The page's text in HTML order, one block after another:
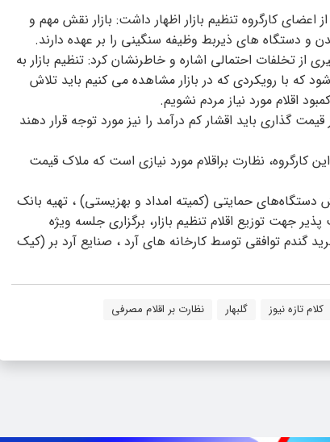
کارگروه تنظیم بازار اظهار داشت: بازار نقش مهم و
و دستگاه های ذیربط وظیفه سنگینی را بر عهده دارند.
از تخلفات احتمالی اشاره و خاطرنشان کرد: تنظیم بازار به
که با رویکردی که در بازار مشاهده می کنیم باید تلاش
اقلام مورد نیاز مردم نشویم.
گذاری باید اقشار کم درآمد را نیز مورد توجه قرار دهند
کارگروه، نظارت براقلام مورد نیازی است که ملاک قیمت
حمایتی (کمیته امداد و بهزیستی) ، تهیه بانک
جهت توزیع اقلام تنظیم بازار، برگزاری جلسه ویژه
گندم توافقی توسط کارخانه های آرد ، صنایع آرد بر (کیک
کلام تازه نیوز گلبهار
نظارت بر اقلام مصرفی